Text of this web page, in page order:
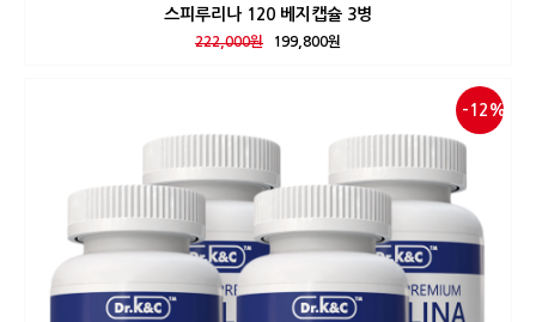
스피루리나 120 베지캡슐 3병
222,000원 199,800원
-12%